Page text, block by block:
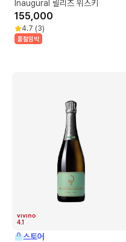
Inaugural 릴리즈 위스키
155,000
4.7 (3)
품절임박
4.1
스토어